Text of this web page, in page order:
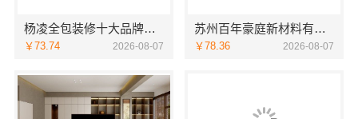
杨凌全包装修十大品牌，中蓝建投（北京）建设有限公司武功分公司值得信赖
￥73.74 2026-08-07
苏州百年豪庭新材料有限公司市区老房翻新一站式报价
￥78.36 2026-08-07